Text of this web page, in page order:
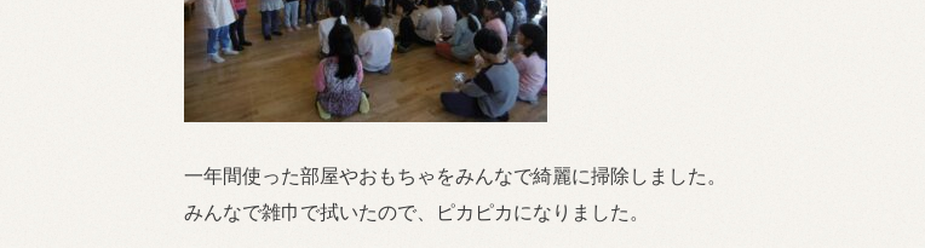
一年間使った部屋やおもちゃをみんなで綺麗に掃除しました。
みんなで雑巾で拭いたので、ピカピカになりました。